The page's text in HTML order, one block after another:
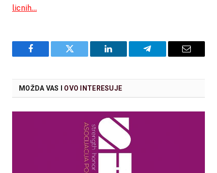
licnih…
Facebook Twitter LinkedIn Telegram Email
MOŽDA VAS I OVO INTERESUJE